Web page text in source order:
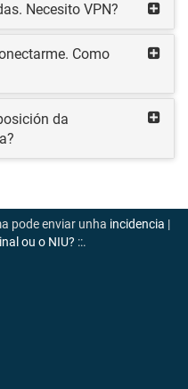
Necesito VPN?
Como
da
pode enviar unha incidencia |
ou o NIU? ::.